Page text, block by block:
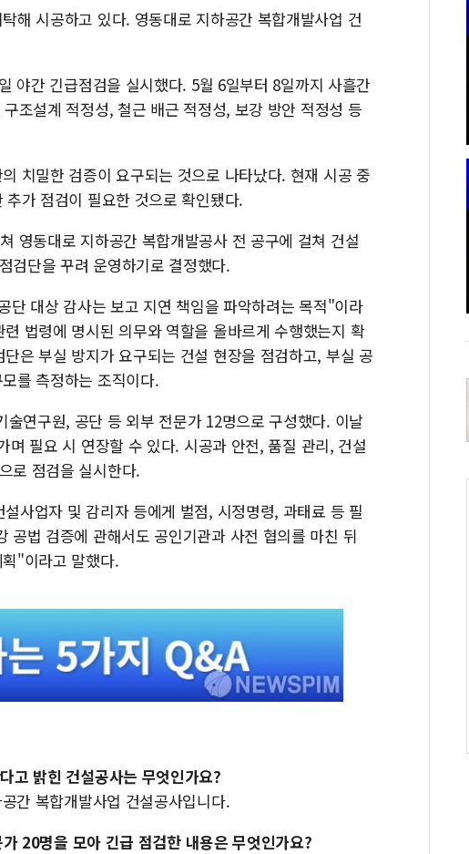
해 시공하고 있다. 영동대로 지하공간 복합개발사업 건
야간 긴급점검을 실시했다. 5월 6일부터 8일까지 사흘간
조설계 적정성, 철근 배근 적정성, 보강 방안 적정성 등
치밀한 검증이 요구되는 것으로 나타났다. 현재 시공 중
가 점검이 필요한 것으로 확인됐다.
영동대로 지하공간 복합개발공사 전 공구에 걸쳐 건설
검단을 꾸려 운영하기로 결정했다.
대상 감사는 보고 지연 책임을 파악하려는 목적"이라
법령에 명시된 의무와 역할을 올바르게 수행했는지 확
은 부실 방지가 요구되는 건설 현장을 점검하고, 부실 공
를 측정하는 조직이다.
연구원, 공단 등 외부 전문가 12명으로 구성했다. 이날
필요 시 연장할 수 있다. 시공과 안전, 품질 관리, 건설
로 점검을 실시한다.
사업자 및 감리자 등에게 벌점, 시정명령, 과태료 등 필
법 검증에 관해서도 공인기관과 사전 협의를 마친 뒤
"이라고 말했다.
고 밝힌 건설공사는 무엇인가요?
간 복합개발사업 건설공사입니다.
20명을 모아 긴급 점검한 내용은 무엇인가요?